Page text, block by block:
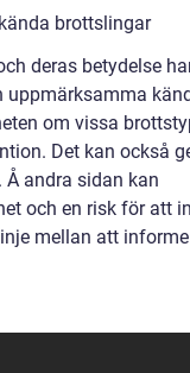
brottslingar
deras betydelse
uppmärksamma
om vissa
Det kan också
andra sidan kan
och en risk för att
mellan att